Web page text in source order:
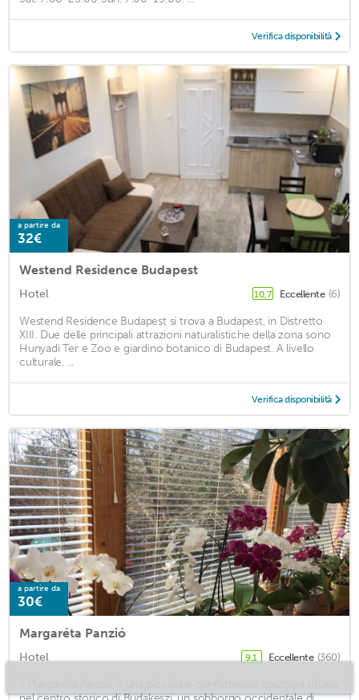
Verifica disponibilità
a partire da
32€
Westend Residence Budapest
Hotel 10,7 Eccellente (6)
Westend Residence Budapest si trova a Budapest, in Distretto
XIII. Due delle principali attrazioni naturalistiche della zona sono
Hunyadi Ter e Zoo e giardino botanico di Budapest. A livello
culturale, ...
Verifica disponibilità
a partire da
30€
Margaréta Panzió
Hotel 9,1 Eccellente (360)